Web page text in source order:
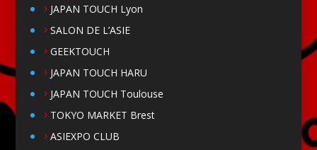
JAPAN TOUCH Lyon
SALON DE L’ASIE
GEEKTOUCH
JAPAN TOUCH HARU
JAPAN TOUCH Toulouse
TOKYO MARKET Brest
ASIEXPO CLUB